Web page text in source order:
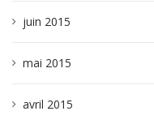
juin 2015
mai 2015
avril 2015